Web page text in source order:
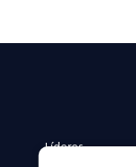
Líderes